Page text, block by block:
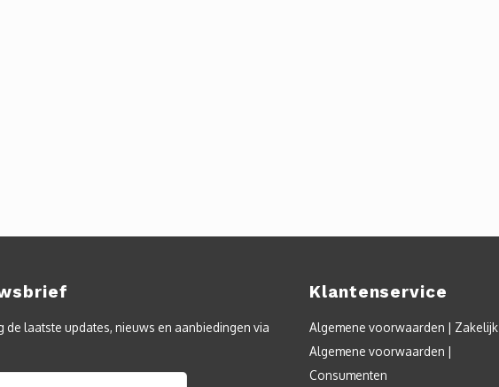
de laatste updates, nieuws en aanbiedingen via
Klantenservice
Algemene voorwaarden | Zakelijk
Algemene voorwaarden |
Consumenten